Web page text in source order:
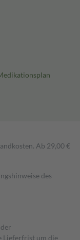
Ab 29,00 €
des
Lieferfrist um die